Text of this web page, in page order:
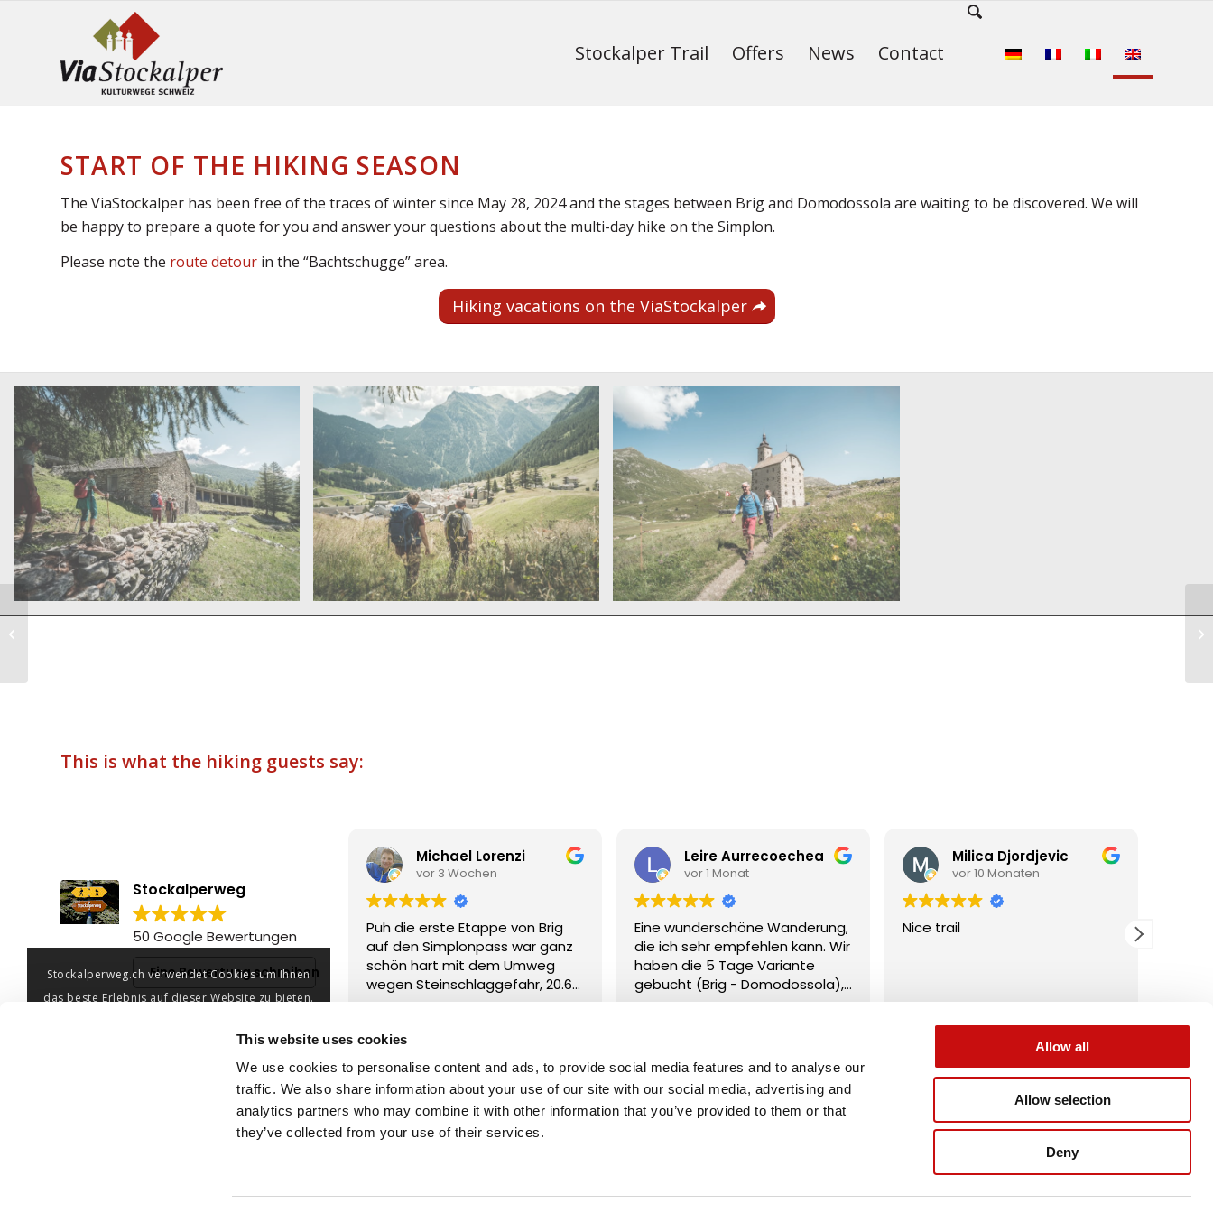
This website uses cookies
We use cookies to personalise content and ads, to provide social media features and to analyse our
traffic. We also share information about your use of our site with our social media, advertising and
analytics partners who may combine it with other information that you’ve provided to them or that
they’ve collected from your use of their services.
Allow all
Allow selection
Deny
Stockalper Trail Offers News Contact
START OF THE HIKING SEASON
The ViaStockalper has been free of the traces of winter since May 28, 2024 and the stages between Brig and Domodossola are waiting to be discovered. We will
be happy to prepare a quote for you and answer your questions about the multi-day hike on the Simplon.
Please note the route detour in the “Bachtschugge” area.
Hiking vacations on the ViaStockalper
This is what the hiking guests say:
Stockalperweg
50 Google Bewertungen
Eine Bewertung schreiben
Michael Lorenzi
vor 3 Wochen
Puh die erste Etappe von Brig
auf den Simplonpass war ganz
schön hart mit dem Umweg
wegen Steinschlaggefahr, 20.6
km, 1720 Höhenmeter. Mit 10kg
und mittlerweile nach der
zweiten Etappe im
wunderschönen Ort Simplon
Dorf.
Wir freuen ins auf das was noch
Leire Aurrecoechea
vor 1 Monat
Eine wunderschöne Wanderung,
die ich sehr empfehlen kann. Wir
haben die 5 Tage Variante
gebucht (Brig - Domodossola),
alles einfach tip top organisiert
Milica Djordjevic
vor 10 Monaten
Nice trail
Stockalperweg.ch verwendet Cookies um Ihnen
das beste Erlebnis auf dieser Website zu bieten.
damit einverstanden, dass Cookies gesetzt